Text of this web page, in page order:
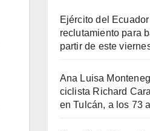
Ejército del
reclutamiento para
partir de este
Ana Luisa
ciclista Richard
en Tulcán, a los 73